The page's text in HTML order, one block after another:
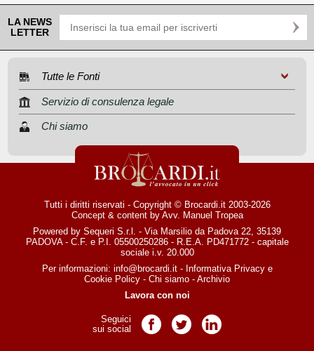
LA NEWS
LETTER
Tutte le Fonti
Servizio di consulenza legale
Chi siamo
Tutti i diritti riservati - Copyright © Brocardi.it 2003-2026
Concept & content by Avv. Manuel Tropea
Powered by Sequeri S.r.l. - Via Marsilio da Padova 22, 35139
PADOVA - C.F. e P.I. 05500250286 - R.E.A. PD471772 - capitale
sociale i.v. 20.000
Per informazioni: info@brocardi.it- Informativa Privacye
Cookie Policy - Chi siamo - Archivio
Lavora con noi
Seguici
sui social
Pagina Facebook
Pagina TwitterPagina LinkedIn